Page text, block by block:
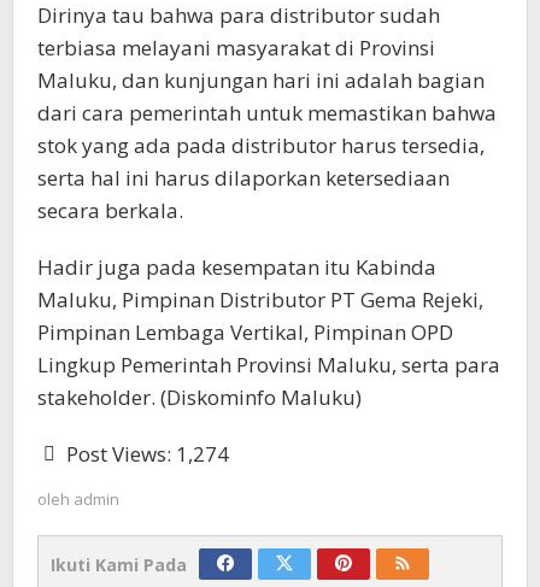
Dirinya tau bahwa para distributor sudah
terbiasa melayani masyarakat di Provinsi
Maluku, dan kunjungan hari ini adalah bagian
dari cara pemerintah untuk memastikan bahwa
stok yang ada pada distributor harus tersedia,
serta hal ini harus dilaporkan ketersediaan
secara berkala.
Hadir juga pada kesempatan itu Kabinda
Maluku, Pimpinan Distributor PT Gema Rejeki,
Pimpinan Lembaga Vertikal, Pimpinan OPD
Lingkup Pemerintah Provinsi Maluku, serta para
stakeholder. (Diskominfo Maluku)
Post Views: 1,274
oleh admin
Ikuti Kami Pada